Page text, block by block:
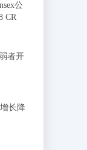
公
CR
者开
长降